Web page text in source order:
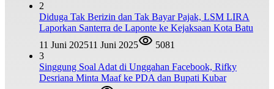
2
Diduga Tak Berizin dan Tak Bayar Pajak, LSM LIRA
Laporkan Santerra de Laponte ke Kejaksaan Kota Batu
11 Juni 202511 Juni 2025
5081
3
Singgung Soal Adat di Unggahan Facebook, Rifky
Desriana Minta Maaf ke PDA dan Bupati Kubar